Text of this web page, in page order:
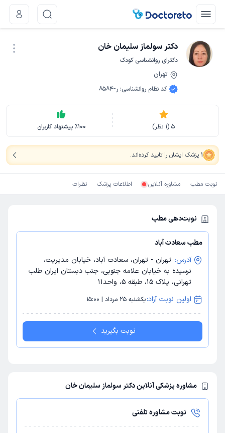
دکتر سولماز سلیمان خان
دکترای روانشناسی کودک
تهران
کد نظام روانشناسی: ر-8584
5
(
1 نظر) ٪100 پیشنهاد کاربران
1 پزشک ایشان را تایید کرده‌اند.
نوبت مطب مشاوره آنلاین اطلاعات پزشک نظرات
نوبت‌دهی مطب
مطب سعادت آباد
آدرس: تهران - تهران، سعادت آباد، خیابان مدیریت،
نرسیده به خیابان علامه جنوبی، جنب دبستان ایران طلب
تهرانی، پلاک 15، طبقه 5، واحد11
اولین نوبت آزاد:یکشنبه 25 مرداد | 15:00
نوبت بگیرید
مشاوره پزشکی آنلاین دکتر سولماز سلیمان خان
نوبت مشاوره تلفنی